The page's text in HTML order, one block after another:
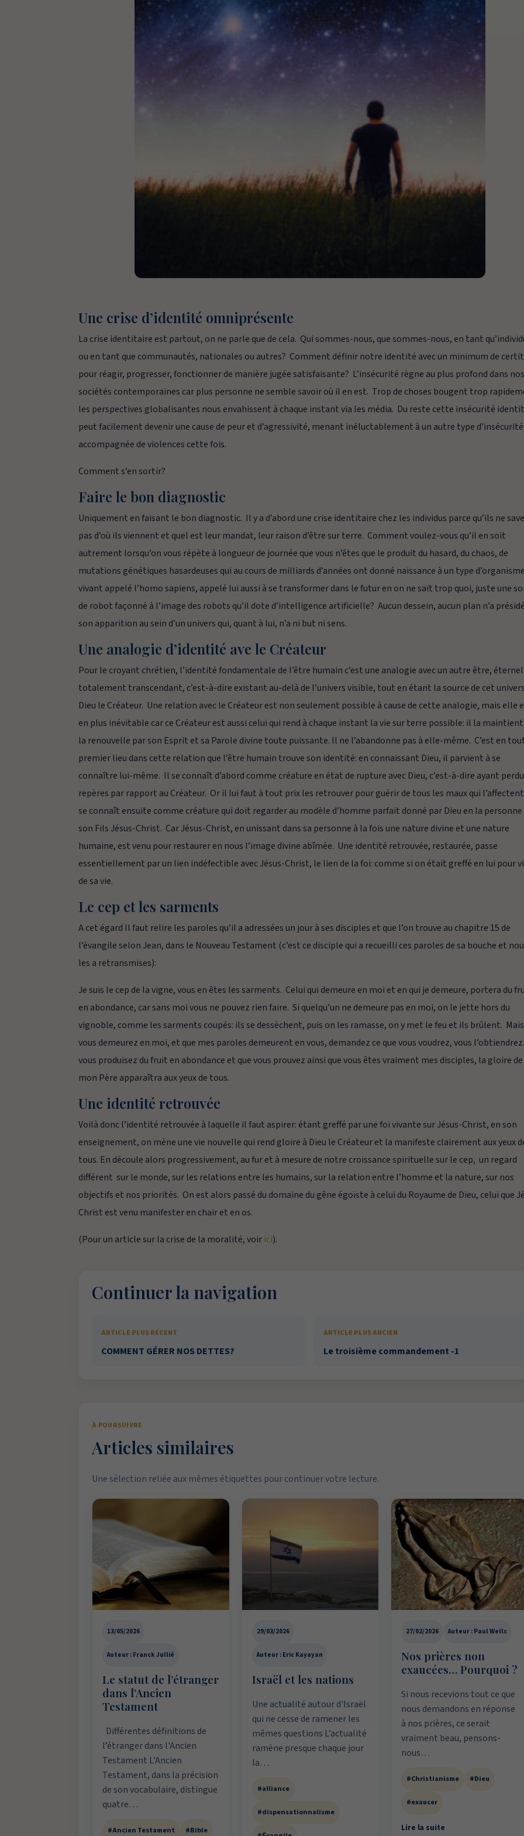
Une crise d’identité omniprésente
La crise identitaire est partout, on ne parle que de cela. Qui sommes-nous, que sommes-nous, en tant
ou en tant que communautés, nationales ou autres? Comment définir notre identité avec un minimum de
pour réagir, progresser, fonctionner de manière jugée satisfaisante? L’insécurité règne au plus profond dans nos
sociétés contemporaines car plus personne ne semble savoir où il en est. Trop de choses bougent trop
les perspectives globalisantes nous envahissent à chaque instant via les média. Du reste cette insécurité
peut facilement devenir une cause de peur et d’agressivité, menant inéluctablement à un autre type
accompagnée de violences cette fois.
Comment s’en sortir?
Faire le bon diagnostic
Uniquement en faisant le bon diagnostic. Il y a d’abord une crise identitaire chez les individus parce qu’ils ne
pas d’où ils viennent et quel est leur mandat, leur raison d’être sur terre. Comment voulez-vous qu’il en soit
autrement lorsqu’on vous répète à longueur de journée que vous n’êtes que le produit du hasard, du chaos, de
mutations génétiques hasardeuses qui au cours de milliards d’années ont donné naissance à un type d’organisme
vivant appelé l’homo sapiens, appelé lui aussi à se transformer dans le futur en on ne sait trop quoi, juste une
de robot façonné à l’image des robots qu’il dote d’intelligence artificielle? Aucun dessein, aucun plan n’a
son apparition au sein d’un univers qui, quant à lui, n’a ni but ni sens.
Une analogie d’identité ave le Créateur
Pour le croyant chrétien, l’identité fondamentale de l’être humain c’est une analogie avec un autre être,
totalement transcendant, c’est-à-dire existant au-delà de l’univers visible, tout en étant la source de cet
Dieu le Créateur. Une relation avec le Créateur est non seulement possible à cause de cette analogie, mais elle
en plus inévitable car ce Créateur est aussi celui qui rend à chaque instant la vie sur terre possible: il la
la renouvelle par son Esprit et sa Parole divine toute puissante. Il ne l’abandonne pas à elle-même. C’est en
premier lieu dans cette relation que l’être humain trouve son identité: en connaissant Dieu, il parvient à se
connaître lui-même. Il se connaît d’abord comme créature en état de rupture avec Dieu, c’est-à-dire ayant
repères par rapport au Créateur. Or il lui faut à tout prix les retrouver pour guérir de tous les maux qui
se connaît ensuite comme créature qui doit regarder au modèle d’homme parfait donné par Dieu en la personne
son Fils Jésus-Christ. Car Jésus-Christ, en unissant dans sa personne à la fois une nature divine et une nature
humaine, est venu pour restaurer en nous l’image divine abîmée. Une identité retrouvée, restaurée, passe
essentiellement par un lien indéfectible avec Jésus-Christ, le lien de la foi: comme si on était greffé en lui pour
de sa vie.
Le cep et les sarments
A cet égard Il faut relire les paroles qu’il a adressées un jour à ses disciples et que l’on trouve au chapitre 15 de
l’évangile selon Jean, dans le Nouveau Testament (c’est ce disciple qui a recueilli ces paroles de sa bouche et
les a retransmises):
Je suis le cep de la vigne, vous en êtes les sarments. Celui qui demeure en moi et en qui je demeure, portera du
en abondance, car sans moi vous ne pouvez rien faire. Si quelqu’un ne demeure pas en moi, on le jette hors du
vignoble, comme les sarments coupés: ils se dessèchent, puis on les ramasse, on y met le feu et ils brûlent.
vous demeurez en moi, et que mes paroles demeurent en vous, demandez ce que vous voudrez, vous
vous produisez du fruit en abondance et que vous prouvez ainsi que vous êtes vraiment mes disciples, la gloire de
mon Père apparaîtra aux yeux de tous.
Une identité retrouvée
Voilà donc l’identité retrouvée à laquelle il faut aspirer: étant greffé par une foi vivante sur Jésus-Christ, en son
enseignement, on mène une vie nouvelle qui rend gloire à Dieu le Créateur et la manifeste clairement aux yeux
tous. En découle alors progressivement, au fur et à mesure de notre croissance spirituelle sur le cep, un regard
différent sur le monde, sur les relations entre les humains, sur la relation entre l’homme et la nature, sur nos
objectifs et nos priorités. On est alors passé du domaine du gêne égoïste à celui du Royaume de Dieu, celui que
Christ est venu manifester en chair et en os.
(Pour un article sur la crise de la moralité, voir ici).
Continuer la navigation
ARTICLE PLUS RÉCENT
COMMENT GÉRER NOS DETTES?
ARTICLE PLUS ANCIEN
Le troisième commandement -1
À POURSUIVRE
Articles similaires
Une sélection reliée aux mêmes étiquettes pour continuer votre lecture.
13/05/2026
Auteur : Franck Jullié
Le statut de l’étranger
dans l’Ancien
Testament
Différentes définitions de
l’étranger dans l'Ancien
Testament L'Ancien
Testament, dans la précision
de son vocabulaire, distingue
quatre…
#Ancien Testament #Bible
29/03/2026
Auteur : Eric Kayayan
Israël et les nations
Une actualité autour d'Israël
qui ne cesse de ramener les
mêmes questions L’actualité
ramène presque chaque jour
la…
#alliance
#dispensationnalisme
27/02/2026 Auteur : Paul Wells
Nos prières non
exaucées… Pourquoi ?
Si nous recevions tout ce que
nous demandons en réponse
à nos prières, ce serait
vraiment beau, pensons-
nous…
#Christianisme #Dieu
#exaucer
Lire la suite